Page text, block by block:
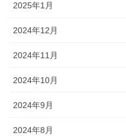
2025年1月
2024年12月
2024年11月
2024年10月
2024年9月
2024年8月